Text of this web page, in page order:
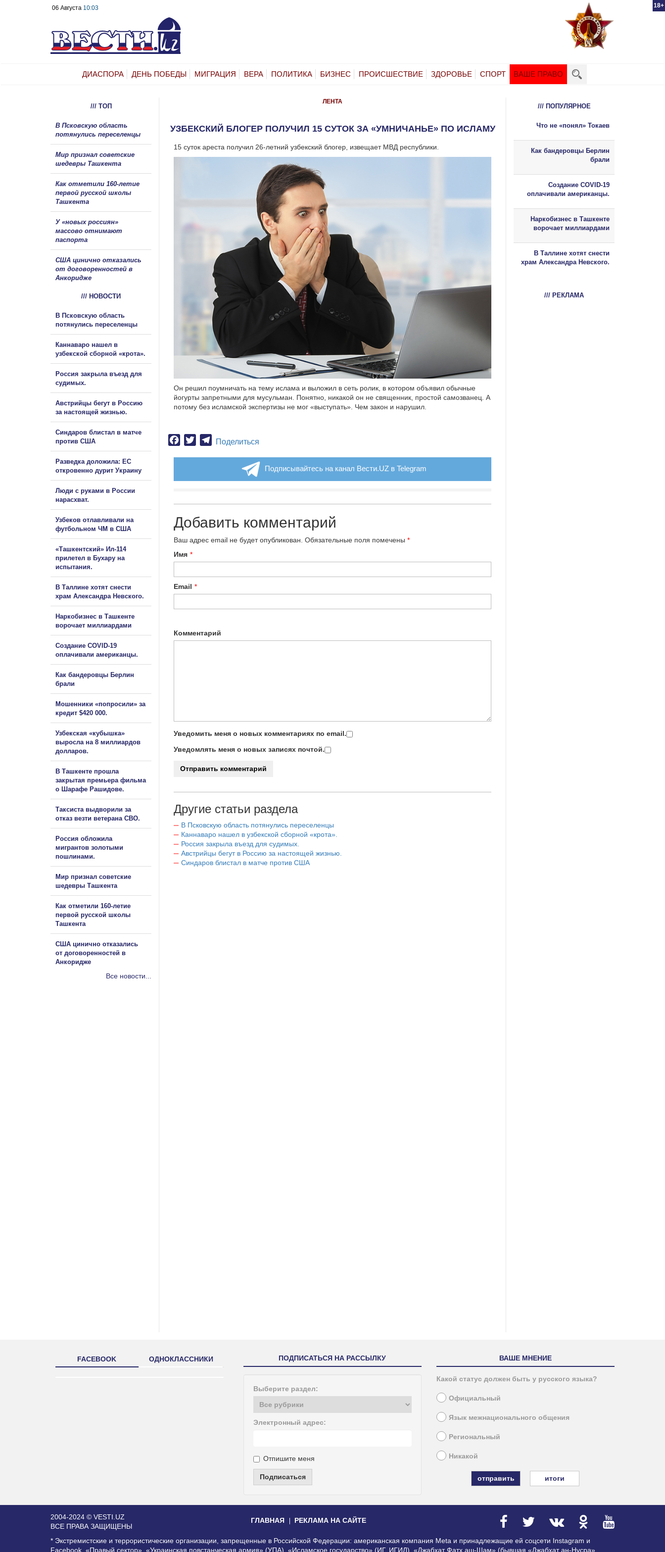
18+
06 Августа 10:03
ДИАСПОРА ДЕНЬ ПОБЕДЫ МИГРАЦИЯ ВЕРА ПОЛИТИКА БИЗНЕС ПРОИСШЕСТВИЕ ЗДОРОВЬЕ СПОРТ ВАШЕ ПРАВО
ЛЕНТА
УЗБЕКСКИЙ БЛОГЕР ПОЛУЧИЛ 15 СУТОК ЗА «УМНИЧАНЬЕ» ПО ИСЛАМУ
15 суток ареста получил 26-летний узбекский блогер, извещает МВД республики.
Он решил поумничать на тему ислама и выложил в сеть ролик, в котором объявил обычные
йогурты запретными для мусульман. Понятно, никакой он не священник, простой самозванец. А
потому без исламской экспертизы не мог «выступать». Чем закон и нарушил.
Facebook
TwitterTelegram
Поделиться
Подписывайтесь на канал Вести.UZ в Telegram
Добавить комментарий
Ваш адрес email не будет опубликован. Обязательные поля помечены *
Имя *
Email *
Комментарий
Уведомить меня о новых комментариях по email.
Уведомлять меня о новых записях почтой.
Другие статьи раздела
В Псковскую область потянулись переселенцы
Каннаваро нашел в узбекской сборной «крота».
Россия закрыла въезд для судимых.
Австрийцы бегут в Россию за настоящей жизнью.
Синдаров блистал в матче против США
/// ТОП
В Псковскую область
потянулись переселенцы
Мир признал советские
шедевры Ташкента
Как отметили 160-летие
первой русской школы
Ташкента
У «новых россиян»
массово отнимают
паспорта
США цинично отказались
от договоренностей в
Анкоридже
/// НОВОСТИ
В Псковскую область
потянулись переселенцы
Каннаваро нашел в
узбекской сборной «крота».
Россия закрыла въезд для
судимых.
Австрийцы бегут в Россию
за настоящей жизнью.
Синдаров блистал в матче
против США
Разведка доложила: ЕС
откровенно дурит Украину
Люди с руками в России
нарасхват.
Узбеков отлавливали на
футбольном ЧМ в США
«Ташкентский» Ил-114
прилетел в Бухару на
испытания.
В Таллине хотят снести
храм Александра Невского.
Наркобизнес в Ташкенте
ворочает миллиардами
Создание COVID-19
оплачивали американцы.
Как бандеровцы Берлин
брали
Мошенники «попросили» за
кредит $420 000.
Узбекская «кубышка»
выросла на 8 миллиардов
долларов.
В Ташкенте прошла
закрытая премьера фильма
о Шарафе Рашидове.
Таксиста выдворили за
отказ везти ветерана СВО.
Россия обложила
мигрантов золотыми
пошлинами.
Мир признал советские
шедевры Ташкента
Как отметили 160-летие
первой русской школы
Ташкента
США цинично отказались
от договоренностей в
Анкоридже
Все новости...
/// ПОПУЛЯРНОЕ
Что не «понял» Токаев
Как бандеровцы Берлин
брали
Создание COVID-19
оплачивали американцы.
Наркобизнес в Ташкенте
ворочает миллиардами
В Таллине хотят снести
храм Александра Невского.
/// РЕКЛАМА
FACEBOOK ОДНОКЛАССНИКИ ПОДПИСАТЬСЯ НА РАССЫЛКУ
Выберите раздел:
Электронный адрес:
Отпишите меня
Подписаться
ВАШЕ МНЕНИЕ
Какой статус должен быть у русского языка?
Официальный
Язык межнационального общения
Региональный
Никакой
итоги
2004-2024 © VESTI.UZ
ВСЕ ПРАВА ЗАЩИЩЕНЫ
ГЛАВНАЯ РЕКЛАМА НА САЙТЕ
* Экстремистские и террористические организации, запрещенные в Российской Федерации: американская компания Meta и принадлежащие ей соцсети Instagram и
Facebook, «Правый сектор», «Украинская повстанческая армия» (УПА), «Исламское государство» (ИГ, ИГИЛ), «Джабхат Фатх аш-Шам» (бывшая «Джабхат ан-Нусра»,